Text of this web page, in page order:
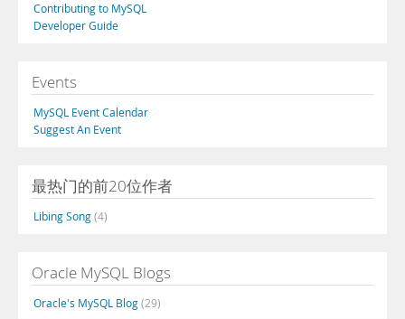
Contributing to MySQL
Developer Guide
Events
MySQL Event Calendar
Suggest An Event
最热门的前20位作者
Libing Song(4)
Oracle MySQL Blogs
Oracle's MySQL Blog(29)